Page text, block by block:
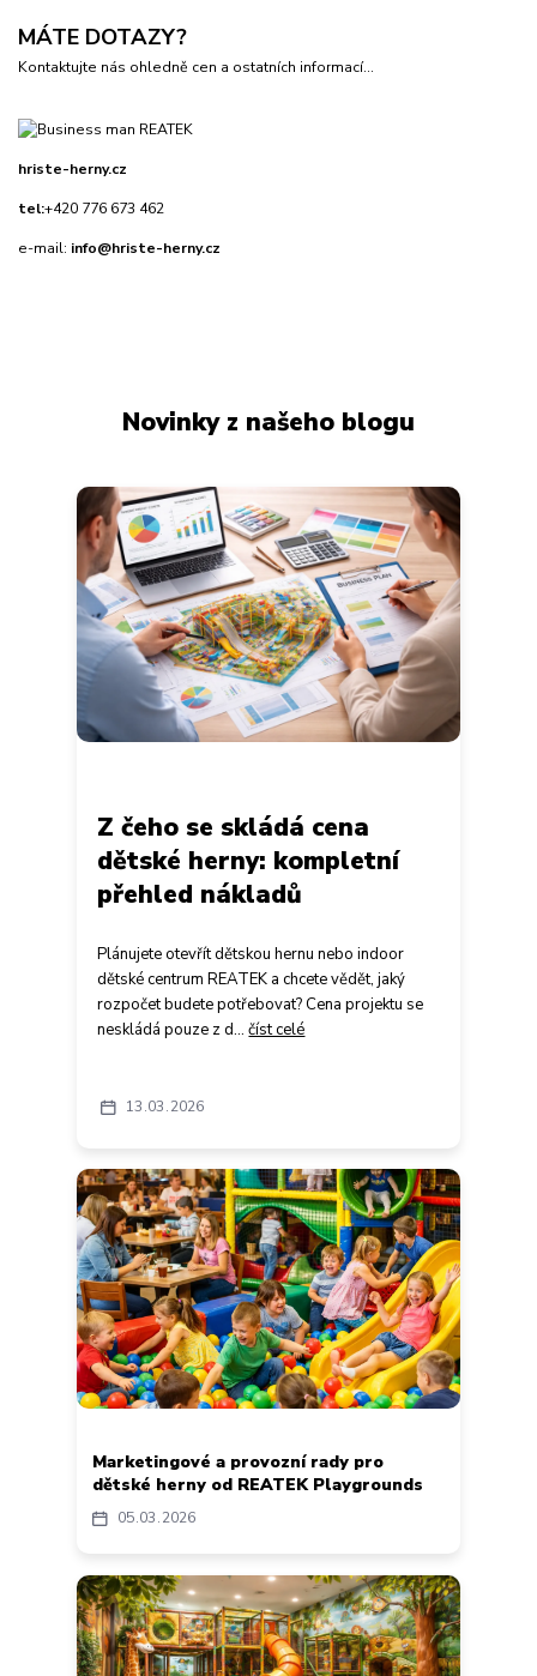
MÁTE DOTAZY?
Kontaktujte nás ohledně cen a ostatních informací...
hriste-herny.cz
tel:+420 776 673 462
e-mail: info@hriste-herny.cz
Novinky z našeho blogu
13 03 2026
Z čeho se skládá cena
dětské herny: kompletní
přehled nákladů
Plánujete otevřít dětskou hernu nebo indoor
dětské centrum REATEK a chcete vědět, jaký
rozpočet budete potřebovat? Cena projektu se
neskládá pouze z d...číst celé
05 03 2026
Marketingové a provozní rady pro
dětské herny od REATEK Playgrounds